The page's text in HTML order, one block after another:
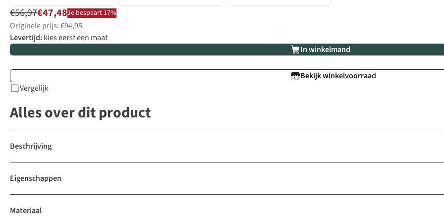
€56,97€47,48Je bespaart 17%
Originele prijs: €94,95
Levertijd:kies eerst een maat
In winkelmand
Bekijk winkelvoorraad
Vergelijk
Alles over dit product
Beschrijving
Eigenschappen
Materiaal